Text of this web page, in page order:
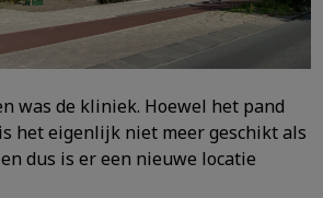
was de kliniek. Hoewel het pand
het eigenlijk niet meer geschikt als
dus is er een nieuwe locatie